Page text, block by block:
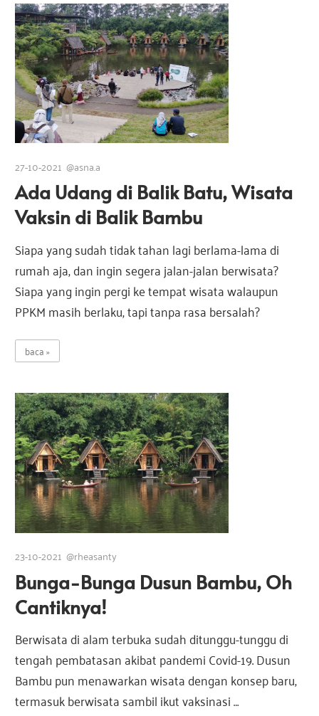
27-10-2021 @asna.a
Ada Udang di Balik Batu, Wisata
Vaksin di Balik Bambu
Siapa yang sudah tidak tahan lagi berlama-lama di
rumah aja, dan ingin segera jalan-jalan berwisata?
Siapa yang ingin pergi ke tempat wisata walaupun
PPKM masih berlaku, tapi tanpa rasa bersalah?
baca
23-10-2021 @rheasanty
Bunga-Bunga Dusun Bambu, Oh
Cantiknya!
Berwisata di alam terbuka sudah ditunggu-tunggu di
tengah pembatasan akibat pandemi Covid-19. Dusun
Bambu pun menawarkan wisata dengan konsep baru,
termasuk berwisata sambil ikut vaksinasi …